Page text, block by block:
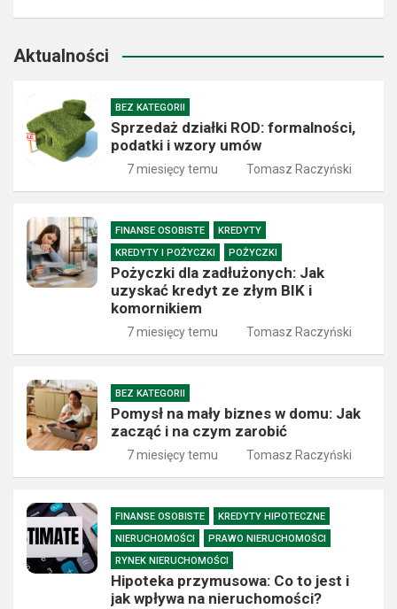
Aktualności
BEZ KATEGORII
Sprzedaż działki ROD: formalności,
podatki i wzory umów
7 miesięcy temu Tomasz Raczyński
FINANSE OSOBISTE
KREDYTY
KREDYTY I POŻYCZKI
POŻYCZKI
Pożyczki dla zadłużonych: Jak
uzyskać kredyt ze złym BIK i
komornikiem
7 miesięcy temu Tomasz Raczyński
BEZ KATEGORII
Pomysł na mały biznes w domu: Jak
zacząć i na czym zarobić
7 miesięcy temu Tomasz Raczyński
FINANSE OSOBISTE
KREDYTY HIPOTECZNE
NIERUCHOMOŚCI
PRAWO NIERUCHOMOŚCI
RYNEK NIERUCHOMOŚCI
Hipoteka przymusowa: Co to jest i
jak wpływa na nieruchomości?